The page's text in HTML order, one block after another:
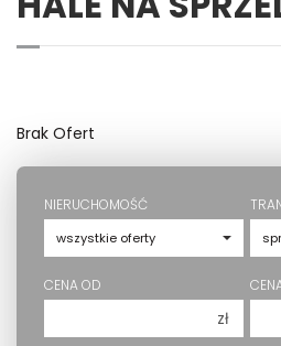
Brak Ofert
NIERUCHOMOŚĆ
CENA OD
zł